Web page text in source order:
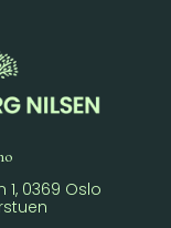
1, 0369 Oslo